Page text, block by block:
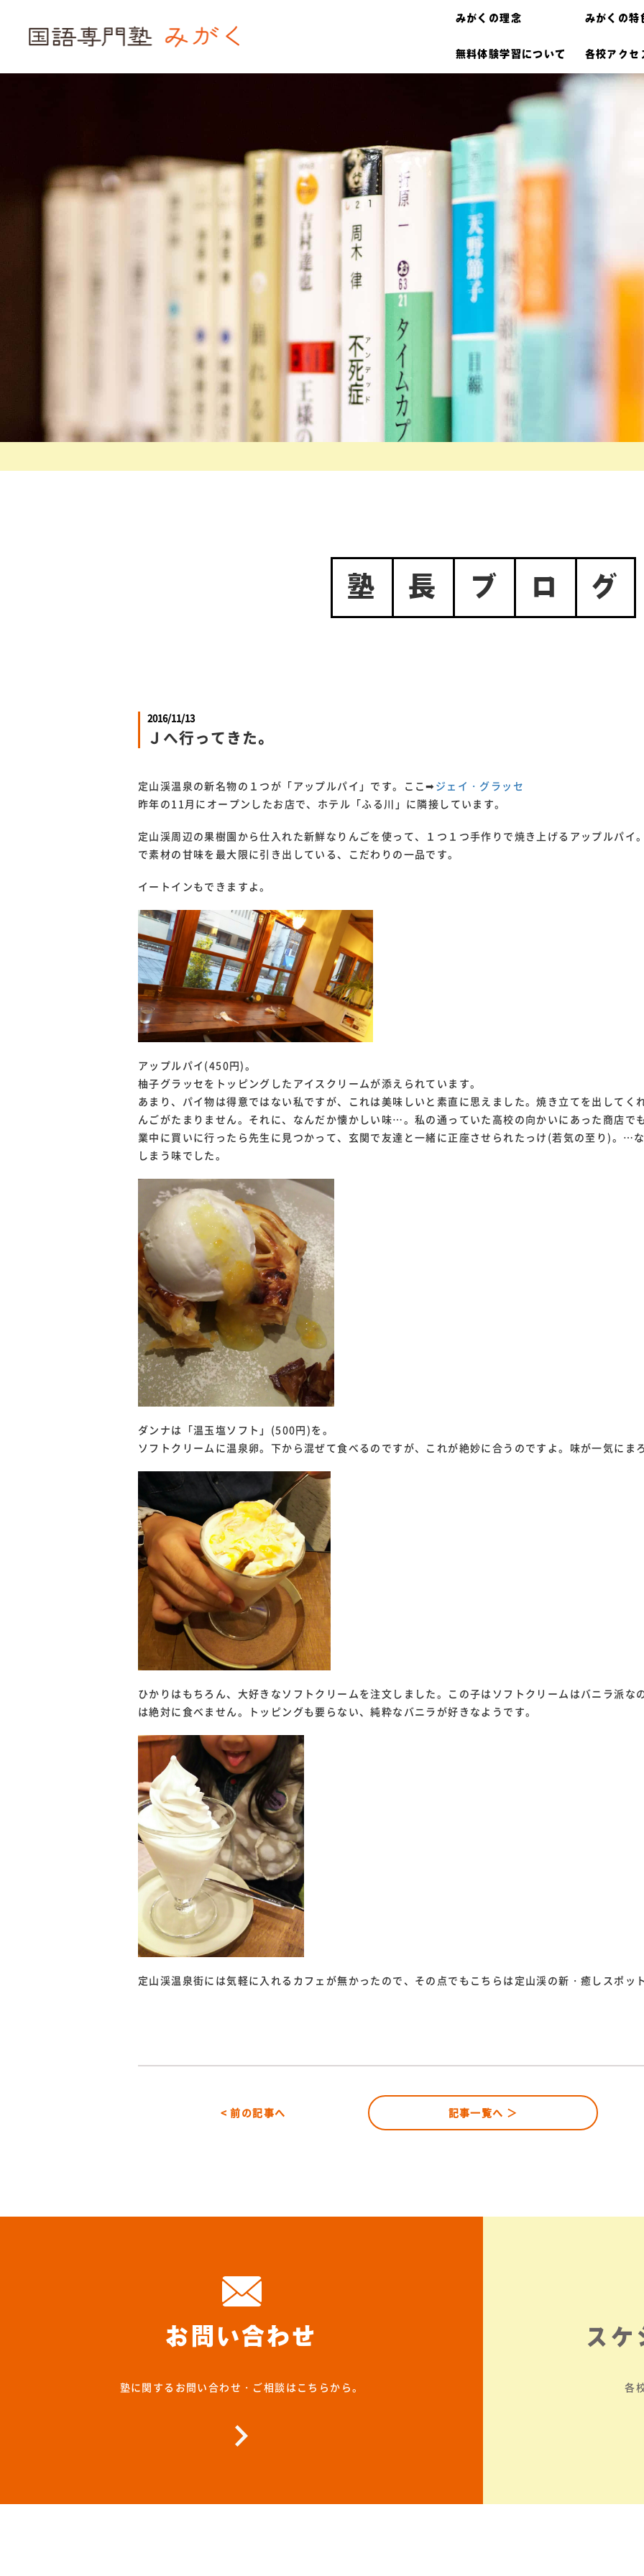
みがくの理念 みがくの特
無料体験学習について 各校アクセ
塾 長 ブ ロ グ
2016/11/13
Ｊへ行ってきた。
定山渓温泉の新名物の１つが「アップルパイ」です。ここ➡ジェイ・グラッセ
昨年の11月にオープンしたお店で、ホテル「ふる川」に隣接しています。
定山渓周辺の果樹園から仕入れた新鮮なりんごを使って、１つ１つ手作りで焼き上げるアップルパイ
で素材の甘味を最大限に引き出している、こだわりの一品です。
イートインもできますよ。
アップルパイ(450円)。
柚子グラッセをトッピングしたアイスクリームが添えられています。
あまり、パイ物は得意ではない私ですが、これは美味しいと素直に思えました。焼き立てを出してく
んごがたまりません。それに、なんだか懐かしい味…。私の通っていた高校の向かいにあった商店で
業中に買いに行ったら先生に見つかって、玄関で友達と一緒に正座させられたっけ(若気の至り)。…
しまう味でした。
ダンナは「温玉塩ソフト」(500円)を。
ソフトクリームに温泉卵。下から混ぜて食べるのですが、これが絶妙に合うのですよ。味が一気にま
ひかりはもちろん、大好きなソフトクリームを注文しました。この子はソフトクリームはバニラ派な
は絶対に食べません。トッピングも要らない、純粋なバニラが好きなようです。
定山渓温泉街には気軽に入れるカフェが無かったので、その点でもこちらは定山渓の新・癒しスポッ
< 前の記事へ 記事一覧へ ＞
お問い合わせ
塾に関するお問い合わせ・ご相談はこちらから。
スケ
各